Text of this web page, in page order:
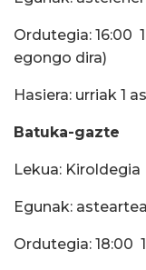
Ordutegia: 16:00
egongo dira)
Hasiera: urriak 1
Batuka-gazte
Lekua: Kiroldegia
Egunak:
Ordutegia: 18:00 